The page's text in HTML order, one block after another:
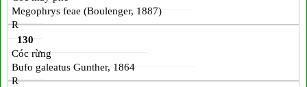
Megophrys feae (Boulenger, 1887)
R
130
Cóc rừng
Bufo galeatus Gunther, 1864
R